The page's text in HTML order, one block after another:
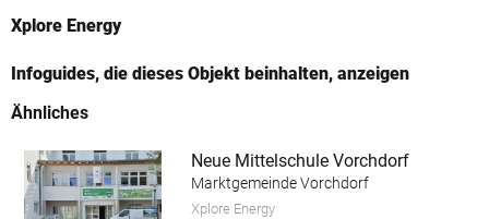
Xplore Energy
Infoguides, die dieses Objekt beinhalten, anzeigen
Ähnliches
Neue Mittelschule Vorchdorf
Marktgemeinde Vorchdorf
Xplore Energy